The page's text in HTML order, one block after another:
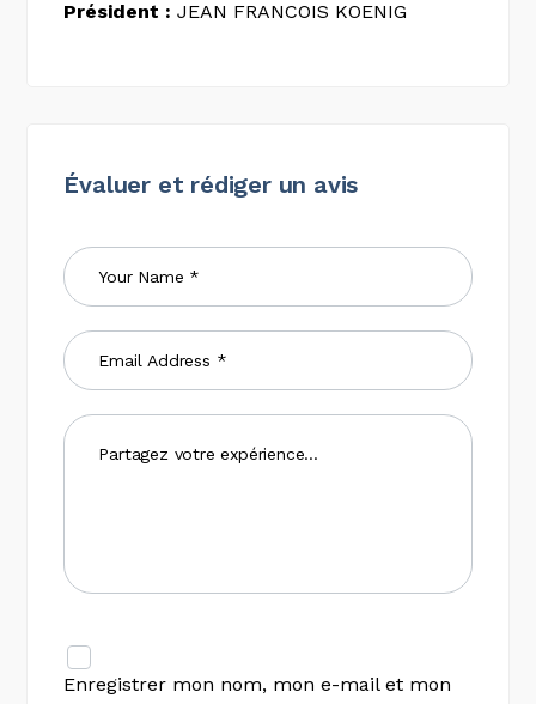
Président : JEAN FRANCOIS KOENIG
Évaluer et rédiger un avis
Enregistrer mon nom, mon e-mail et mon